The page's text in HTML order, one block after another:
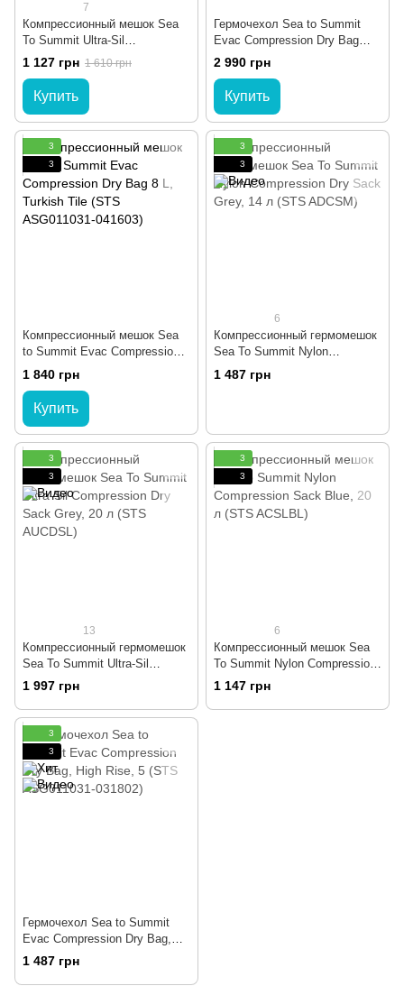
7
Компрессионный мешок Sea
To Summit Ultra-Sil
Compression Sack Blue, 20 л
(STS ASNCSLBL)
1 127 грн 1 610 грн
Купить
Гермочехол Sea to Summit
Evac Compression Dry Bag
HD, Jet Black, 13 (STS
ASG011041-050102)
2 990 грн
Купить
3
3
Компрессионный мешок Sea
to Summit Evac Compression
Dry Bag 8 L, Turkish Tile (STS
ASG011031-041603)
1 840 грн
Купить
3
3
6
Компрессионный гермомешок
Sea To Summit Nylon
Compression Dry Sack Grey,
14 л (STS ADCSM)
1 487 грн
3
3
13
Компрессионный гермомешок
Sea To Summit Ultra-Sil
Compression Dry Sack Grey,
20 л (STS AUCDSL)
1 997 грн
3
3
6
Компрессионный мешок Sea
To Summit Nylon Compression
Sack Blue, 20 л (STS ACSLBL)
1 147 грн
3
3
Гермочехол Sea to Summit
Evac Compression Dry Bag,
High Rise, 5 (STS ASG011031-
1 487 грн